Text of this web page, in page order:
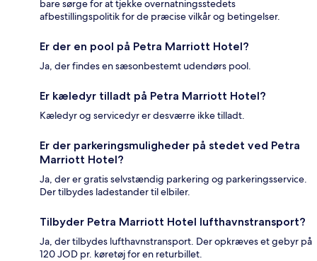
bare sørge for at tjekke overnatningsstedets
afbestillingspolitik for de præcise vilkår og betingelser.
Er der en pool på Petra Marriott Hotel?
Ja, der findes en sæsonbestemt udendørs pool.
Er kæledyr tilladt på Petra Marriott Hotel?
Kæledyr og servicedyr er desværre ikke tilladt.
Er der parkeringsmuligheder på stedet ved Petra
Marriott Hotel?
Ja, der er gratis selvstændig parkering og parkeringsservice.
Der tilbydes ladestander til elbiler.
Tilbyder Petra Marriott Hotel lufthavnstransport?
Ja, der tilbydes lufthavnstransport. Der opkræves et gebyr på
120 JOD pr. køretøj for en returbillet.